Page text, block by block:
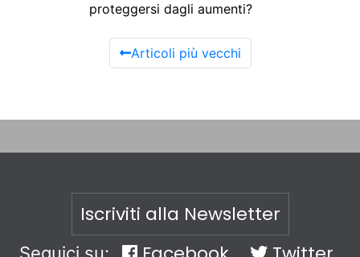
proteggersi dagli aumenti?
Articoli più vecchi
Iscriviti alla Newsletter